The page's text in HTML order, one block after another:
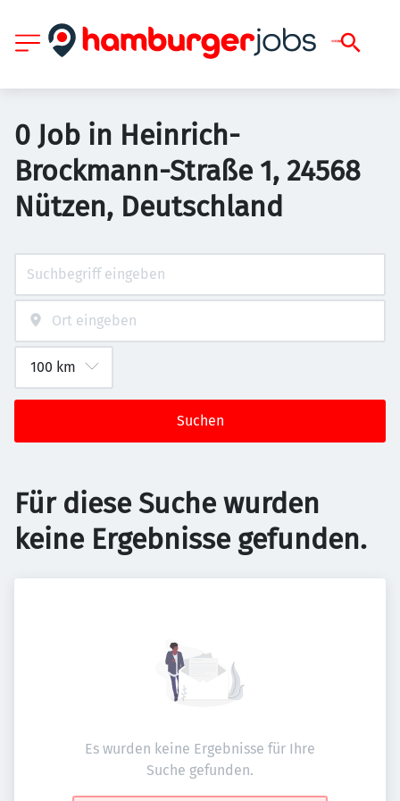
0 Job in Heinrich-
Brockmann-Straße 1, 24568
Nützen, Deutschland
Suchen
Für diese Suche wurden
keine Ergebnisse gefunden.
Es wurden keine Ergebnisse für Ihre
Suche gefunden.